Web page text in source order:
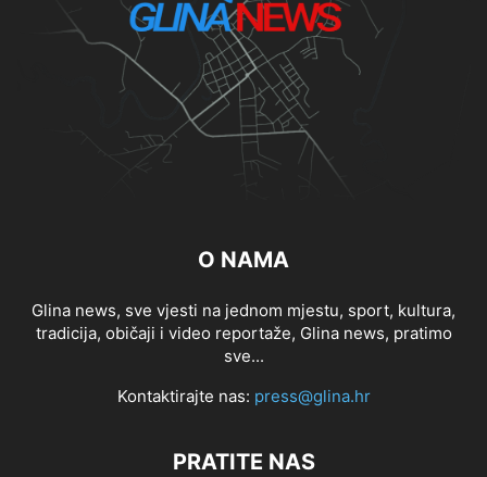
O NAMA
Glina news, sve vjesti na jednom mjestu, sport, kultura,
tradicija, običaji i video reportaže, Glina news, pratimo
sve...
Kontaktirajte nas: press@glina.hr
PRATITE NAS